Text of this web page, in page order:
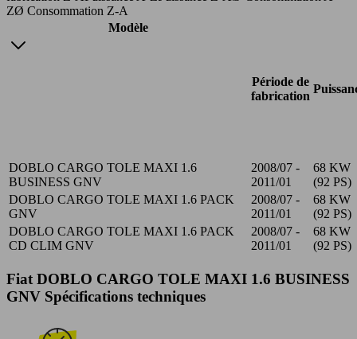
ZØ Consommation Z-A
Modèle
Période de
fabrication
DOBLO CARGO TOLE MAXI 1.6
BUSINESS GNV
2008/07 -
2011/01
68 KW
(92 PS)
DOBLO CARGO TOLE MAXI 1.6 PACK
GNV
2008/07 -
2011/01
68 KW
(92 PS)
DOBLO CARGO TOLE MAXI 1.6 PACK
CD CLIM GNV
2008/07 -
2011/01
68 KW
(92 PS)
Fiat DOBLO CARGO TOLE MAXI 1.6 BUSINESS
GNV Spécifications techniques